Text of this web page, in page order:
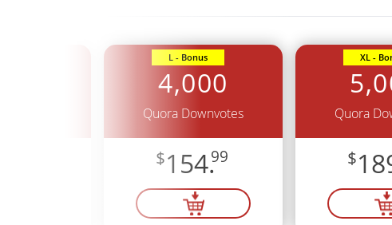
L - Bonus
4,000
Quora Downvotes
$154.99
XL -
Quora
$